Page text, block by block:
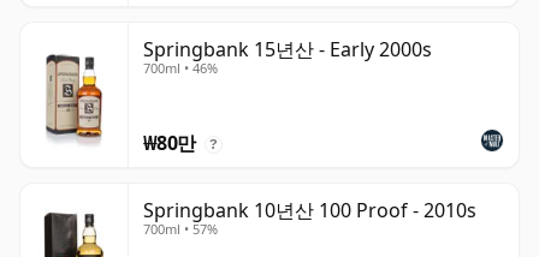
Springbank 15년산 - Early 2000s
700ml • 46%
₩80만 ?
Springbank 10년산 100 Proof - 2010s
700ml • 57%